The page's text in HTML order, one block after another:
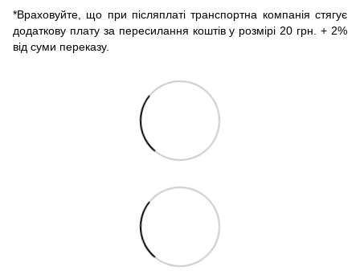
*Враховуйте, що при післяплаті транспортна компанія стягує
додаткову плату за пересилання коштів у розмірі 20 грн. + 2%
від суми переказу.